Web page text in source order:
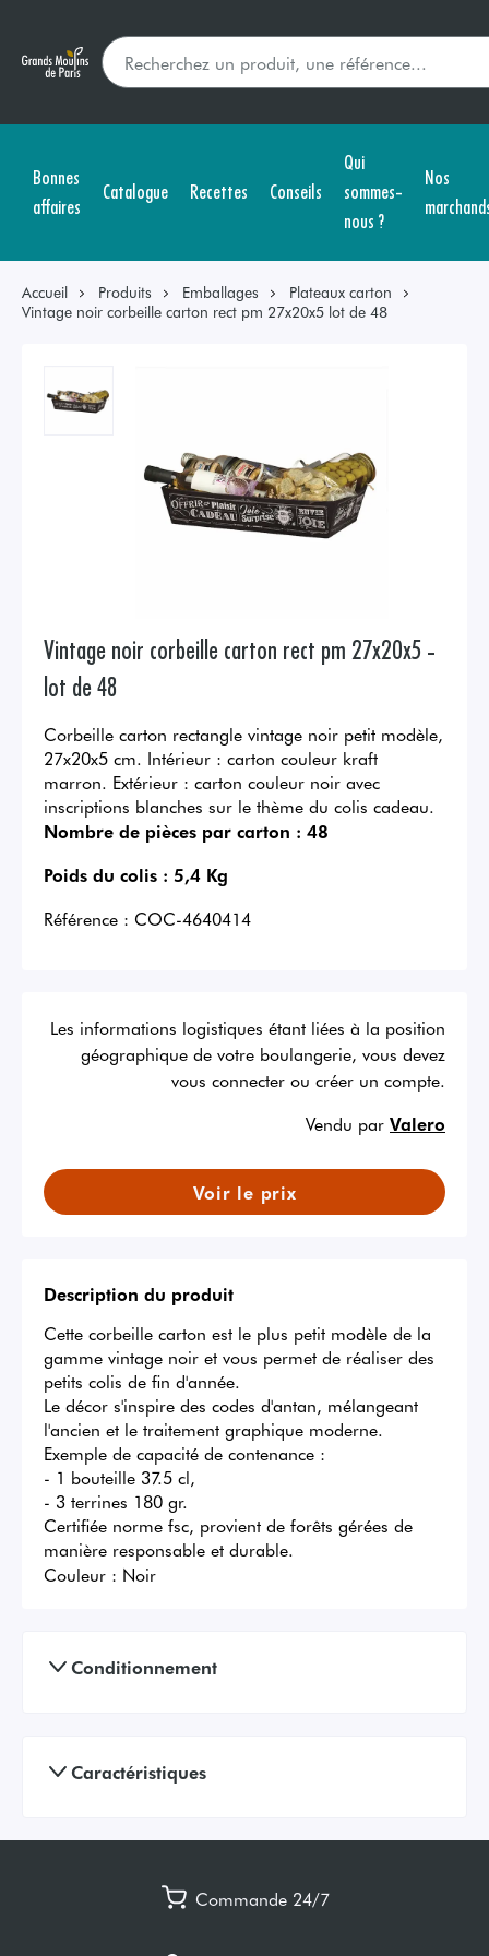
Bonnes
affaires
Catalogue Recettes Conseils
Qui
sommes-
nous ?
Nos
Accueil Produits Emballages
Plateaux carton
Vintage noir corbeille carton rect pm 27x20x5 lot de 48
Vintage noir corbeille carton rect pm 27x20x5 -
lot de 48
Corbeille carton rectangle vintage noir petit modèle,
27x20x5 cm. Intérieur : carton couleur kraft
marron. Extérieur : carton couleur noir avec
inscriptions blanches sur le thème du colis cadeau.
Nombre de pièces par carton : 48
Poids du colis : 5,4 Kg
Référence : COC-4640414
Les informations logistiques étant liées à la position
géographique de votre boulangerie, vous devez
vous connecter ou créer un compte.
Vendu par Valero
Voir le prix
Description du produit
Cette corbeille carton est le plus petit modèle de la
gamme vintage noir et vous permet de réaliser des
petits colis de fin d'année.
Le décor s'inspire des codes d'antan, mélangeant
l'ancien et le traitement graphique moderne.
Exemple de capacité de contenance :
- 1 bouteille 37.5 cl,
- 3 terrines 180 gr.
Certifiée norme fsc, provient de forêts gérées de
manière responsable et durable.
Couleur : Noir
Conditionnement
Caractéristiques
Commande 24/7